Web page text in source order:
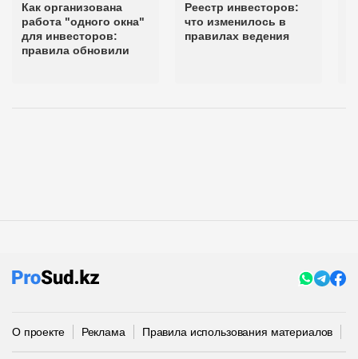
Как организована
работа "одного окна"
для инвесторов:
правила обновили
Реестр инвесторов:
что изменилось в
правилах ведения
О проекте Реклама Правила использования материалов